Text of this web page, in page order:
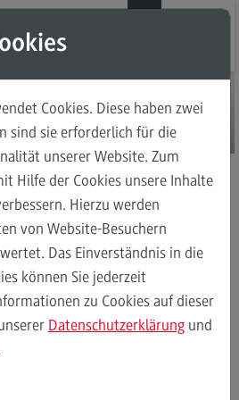
Modul-O-Mat
Taxation
Taxation
Healthcare
Healthcare
Transkulturelle Traumapädagogik
Kontakt
Master
Cookies. Diese haben zwei
sind sie erforderlich für die
unserer Website. Zum
Hilfe der Cookies unsere Inhalte
Hierzu werden
von Website-Besuchern
Das Einverständnis in die
können Sie jederzeit
zu Cookies auf dieser
Datenschutzerklärung und